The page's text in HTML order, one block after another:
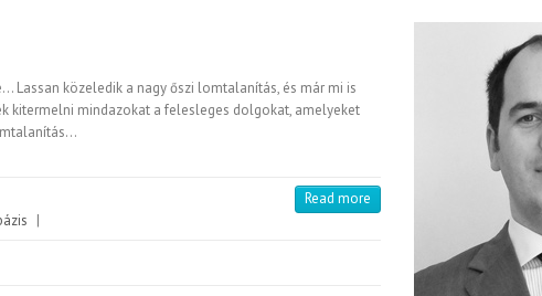
Lassan közeledik a nagy őszi lomtalanítás, és már mi is
kitermelni mindazokat a felesleges dolgokat, amelyeket
|
Read more